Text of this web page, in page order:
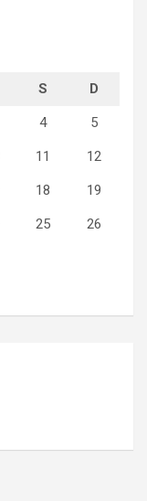
S D
4 5
11 12
18 19
25 26